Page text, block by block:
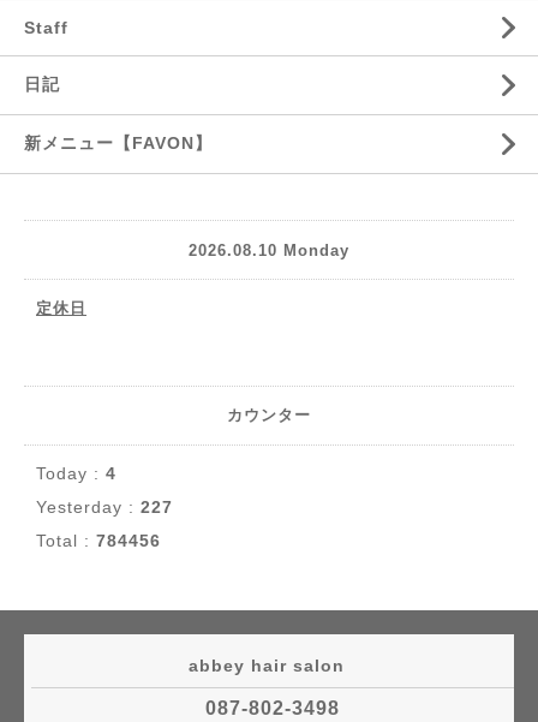
Staff
日記
新メニュー【FAVON】
2026.08.10 Monday
定休日
カウンター
Today : 4
Yesterday : 227
Total : 784456
abbey hair salon
087-802-3498